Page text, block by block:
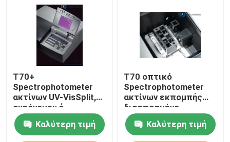
T70+
Spectrophotometer
ακτίνων UV-VisSplit,
αυτόνομου ή
λογισμικού έλεγχος,
για την εκπαίδευση
Καλύτερη τιμή
T70 οπτικό
Spectrophotometer
ακτίνων εκπομπής
διασπασμένο,
φωτομετρική σειρά -
0.3 - 3.0Abs
Καλύτερη τιμή